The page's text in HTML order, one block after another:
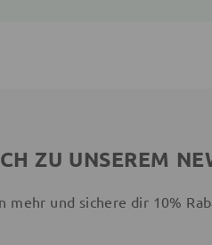
ZU UNSEREM
mehr und sichere dir 10%